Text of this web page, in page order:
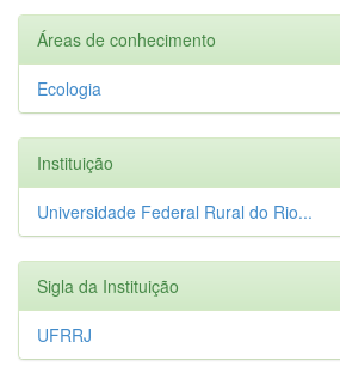
Áreas de conhecimento
Ecologia
Instituição
Universidade Federal Rural do Rio...
Sigla da Instituição
UFRRJ